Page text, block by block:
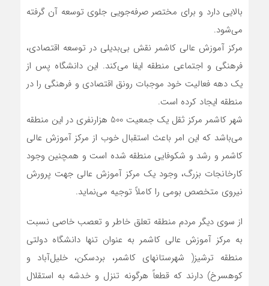
بالایی دارد و برای مختصر صرفه‌جویی جلوی توسعه آن گرفته
‌می‌شود.
مرکز آموزش عالی کاشمر نقش بی‌بدیلی در توسعه اقتصادی،
فرهنگی و اجتماعی منطقه ایفا می‌کند. این دانشگاه پس از
یک دهه فعالیت خود موجبات رونق اقتصادی و فرهنگی را در
منطقه ایجاد کرده است‌.
شهر کاشمر مرکز ثقل یک جمعیت 500 هزارنفری در این منطقه
می‌باشد که این امر باعث استقبال خوب از مرکز آموزش عالی
کاشمر و رشد و شکوفایی منطقه شده است و همچنین وجود
کارخانجات بزرگ، وجود یک مرکز آموزش عالی جهت پرورش
نیروی متخصص بومی را کاملاً توجیه می‌نماید‌.
از سوی دیگر مردم منطقه تعلق خاطر و تعصب خاصی نسبت
به مرکز آموزش عالی کاشمر به عنوان تنها دانشگاه دولتی
منطقه ترشیز( شهرستانهای کاشمر، بردسکن، خلیل‎‌آباد و
کوهسرخ) دارند که قطعاً هرگونه تنزل و خدشه به استقلال